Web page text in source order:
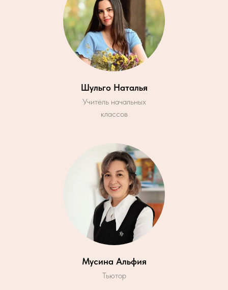
Шульго Наталья
Учитель начальных
классов
Мусина Альфия
Тьютор